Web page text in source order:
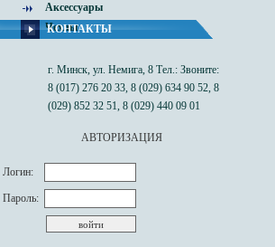
Аксессуары
Чехлы
КОНТАКТЫ
г. Минск, ул. Немига, 8 Тел.: Звоните:
8 (017) 276 20 33, 8 (029) 634 90 52, 8
(029) 852 32 51, 8 (029) 440 09 01
АВТОРИЗАЦИЯ
Логин:
Пароль: